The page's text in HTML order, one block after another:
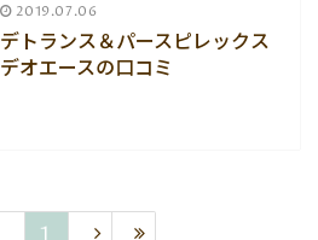
2019.07.06
デトランス＆パースピレックス
デオエースの口コミ
1